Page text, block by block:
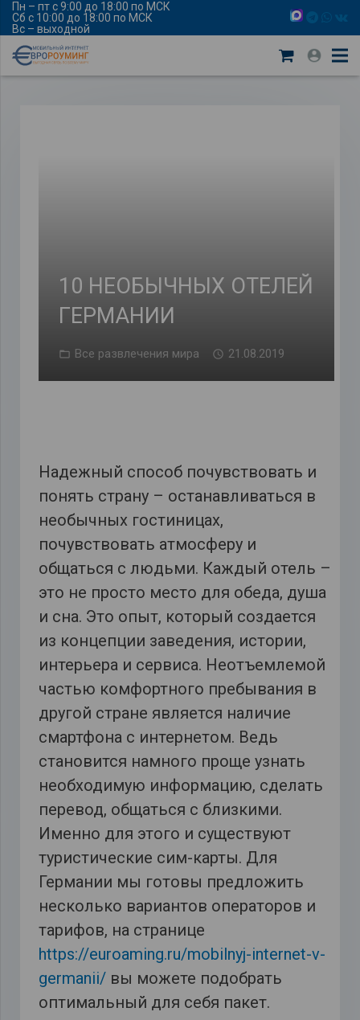
Пн – пт с 9:00 до 18:00 по МСК
Сб с 10:00 до 18:00 по МСК
Вс – выходной
10 НЕОБЫЧНЫХ ОТЕЛЕЙ
ГЕРМАНИИ
Все развлечения мира 21.08.2019
Надежный способ почувствовать и
понять страну – останавливаться в
необычных гостиницах,
почувствовать атмосферу и
общаться с людьми. Каждый отель –
это не просто место для обеда, душа
и сна. Это опыт, который создается
из концепции заведения, истории,
интерьера и сервиса. Неотъемлемой
частью комфортного пребывания в
другой стране является наличие
смартфона с интернетом. Ведь
становится намного проще узнать
необходимую информацию, сделать
перевод, общаться с близкими.
Именно для этого и существуют
туристические сим-карты. Для
Германии мы готовы предложить
несколько вариантов операторов и
тарифов, на странице
https://euroaming.ru/mobilnyj-internet-v-
germanii/вы можете подобрать
оптимальный для себя пакет.